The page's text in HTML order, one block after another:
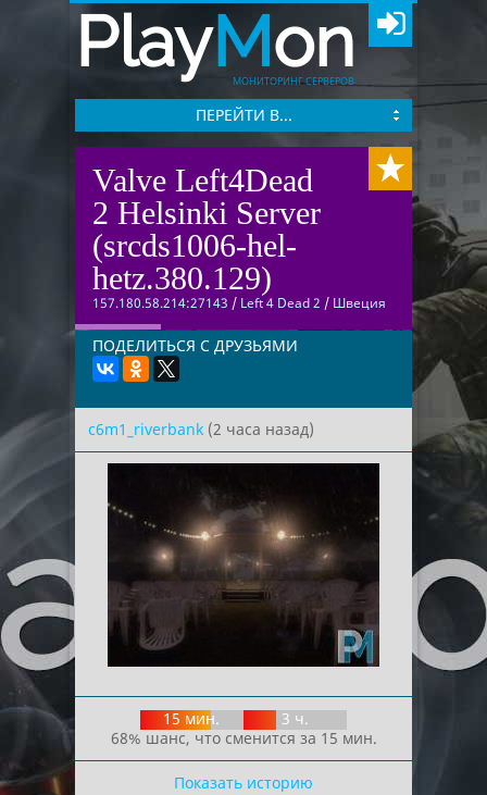
PlayMon
МОНИТОРИНГ СЕРВЕРОВ
ПЕРЕЙТИ В...
Valve Left4Dead
2 Helsinki Server
(srcds1006-hel-
hetz.380.129)
157.180.58.214:27143 / Left 4 Dead 2 / Швеция
ПОДЕЛИТЬСЯ С ДРУЗЬЯМИ
c6m1_riverbank (2 часа назад)
15 мин.
3 ч.
68% шанс, что сменится за 15 мин.
Показать историю